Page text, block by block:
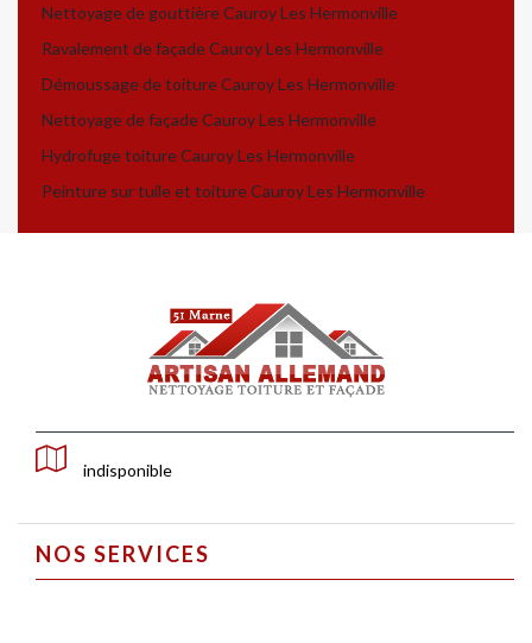
Nettoyage de gouttière Cauroy Les Hermonville
Ravalement de façade Cauroy Les Hermonville
Démoussage de toiture Cauroy Les Hermonville
Nettoyage de façade Cauroy Les Hermonville
Hydrofuge toiture Cauroy Les Hermonville
Peinture sur tuile et toiture Cauroy Les Hermonville
indisponible
NOS SERVICES